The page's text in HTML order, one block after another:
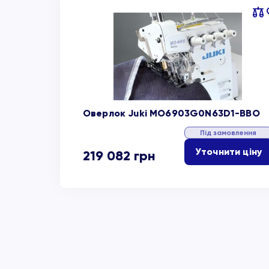
Оверлок Juki MO6903G0N63D1-BBO
219 082 грн
Під замовлення
Уточнити ціну